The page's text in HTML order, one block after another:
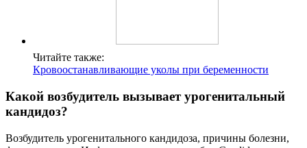
Читайте также:
Кровоостанавливающие уколы при беременности
Какой возбудитель вызывает урогенитальный
кандидоз?
Возбудитель урогенитального кандидоза, причины болезни,